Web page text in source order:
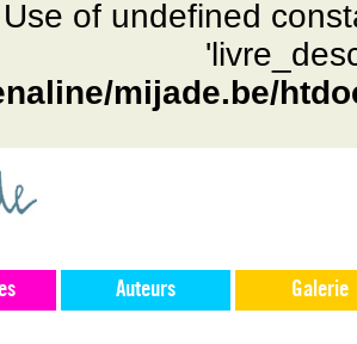
of undefined
mijade.be/
Auteurs Galerie